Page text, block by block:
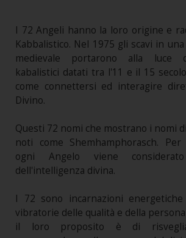
I 72 Angeli hanno la loro origine e
Kabbalistico. Nel 1975 gli scavi in
medievale portarono alla luce
kabalistici datati tra l'11 e il 15
come connettersi ed interagire
Divino.
Questi 72 nomi che mostrano i nomi
noti come Shemhamphorasch.
ogni Angelo viene
dell'intelligenza divina.
I 72 sono incarnazioni
vibratorie delle qualità e della
il loro proposito è di